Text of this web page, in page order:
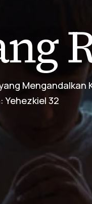
Mengandalkan
Yehezkiel 32